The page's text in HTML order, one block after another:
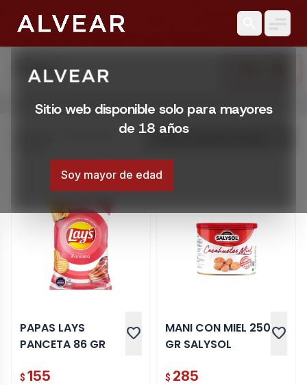
Sitio web disponible solo para mayores
de 18 años
Soy mayor de edad
Buscar
Comestibles en Montevideo | Licorería Alvear
Encontrá Comestibles en Montevideo, Uruguay. Variedad,
/tienda/comestibles
PAPAS LAYS
PANCETA 86 GR
favorite
$ 155
MANI CON MIEL 250
GR SALYSOL
favorite
$ 285